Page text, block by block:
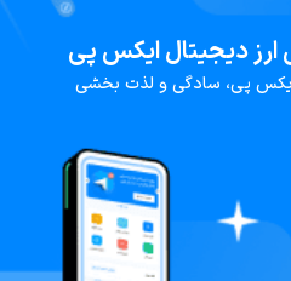
دیجیتال ایکس پی
ایکس پی، سادگی و لذت بخشی